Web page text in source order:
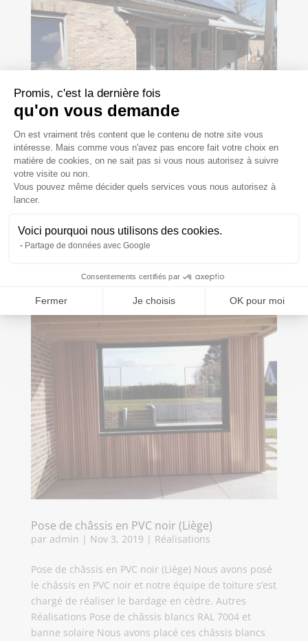
Promis, c'est la dernière fois
qu'on vous demande
Plateforme de Gestion du
On est vraiment très content que le contenu de notre site vous
intéresse. Mais comme vous n'avez pas encore fait votre choix en
matière de cookies, on ne sait pas si vous nous autorisez à suivre
votre visite ou non.
Vous pouvez même décider quels services vous nous autorisez à
lancer.
Voici pourquoi nous utilisons des cookies.
Partage de données avec Google
Consentements certifiés par
Fermer Je choisis OK pour moi
Axeptio consent
Pose de châssis blancs RAL 7004 et banne
solaire
paradmin Nov 3, 2019
Pose de châssis blancs RAL 7004 et banne solaire
province de Liège. Nous avons également placé la
banne solaire! Autres Réalisations Pergola vitrée en
pergola en...
Pose de châssis en PVC noir (Liège)
par admin | Nov 3, 2019 | Réalisations
Pose de châssis en PVC noir (Liège) Nous avons posé
le châssis en PVC noir et notre équipe de toiture s’est
chargé de réaliser le bardage en cèdre. Autres
Réalisations Pose de châssis blancs RAL 7004 et
banne solaire Nous avons placé ces châssis blancs